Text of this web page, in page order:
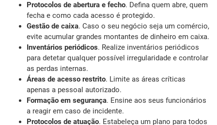
Protocolos de abertura e fecho. Defina quem abre, quem
fecha e como cada acesso é protegido.
Gestão de caixa. Caso o seu negócio seja um comércio,
evite acumular grandes montantes de dinheiro em caixa.
Inventários periódicos. Realize inventários periódicos
para detetar qualquer possível irregularidade e controlar
as perdas internas.
Áreas de acesso restrito. Limite as áreas críticas
apenas a pessoal autorizado.
Formação em segurança. Ensine aos seus funcionários
a reagir em caso de incidente.
Protocolos de atuação. Estabeleça um plano para todos